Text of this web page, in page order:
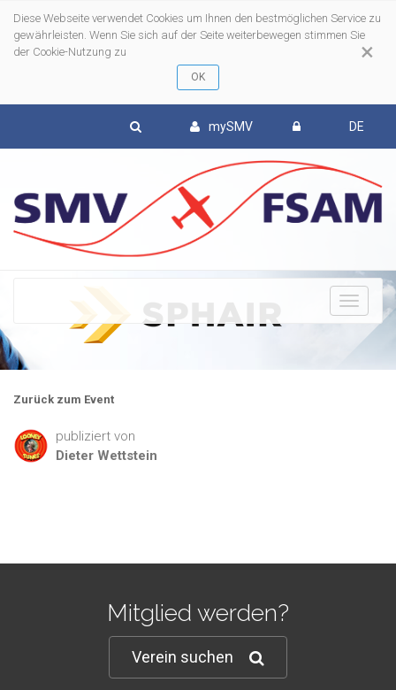
×
Diese Webseite verwendet Cookies um Ihnen den bestmöglichen Service zu
gewährleisten. Wenn Sie sich auf der Seite weiterbewegen stimmen Sie
der Cookie-Nutzung zu
mySMV DE
Zurück zum Event
publiziert von
Dieter Wettstein
Mitglied werden?
Verein suchen